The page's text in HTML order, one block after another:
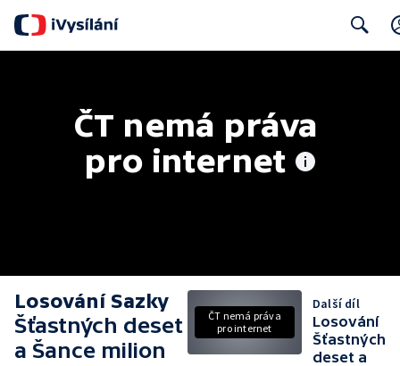
ČT nemá práva
pro internet
Losování Sazky
Šťastných deset
a Šance milion
ČT nemá práva
pro internet
Další díl
Losování
Šťastných
deset a